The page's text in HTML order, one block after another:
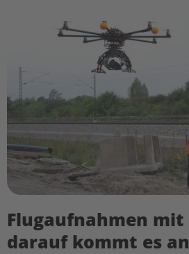
Flugaufnahmen mit
darauf kommt es an